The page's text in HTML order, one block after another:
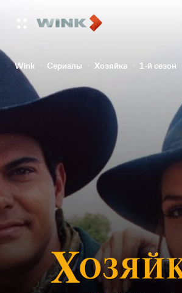
Wink Сериалы Хозяйка 1-й сезон